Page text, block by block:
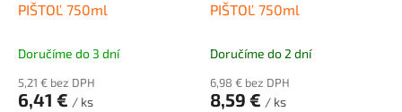
PIŠTOĽ 750ml
Doručíme do 3 dní
5,21 € bez DPH
6,41 € / ks
PIŠTOĽ 750ml
Doručíme do 2 dní
6,98 € bez DPH
8,59 € / ks